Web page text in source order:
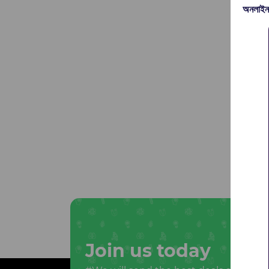
Join us today